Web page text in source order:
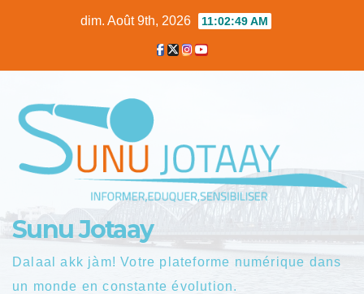
dim. Août 9th, 2026 11:02:50 AM
Sunu Jotaay
Dalaal akk jàm! Votre plateforme numérique dans
un monde en constante évolution.